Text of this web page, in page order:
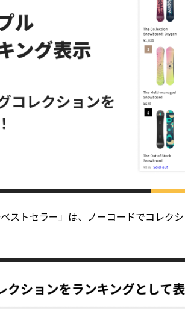
ストセラー」は、ノーコードでコレク